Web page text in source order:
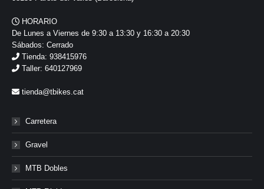
HORARIO
De Lunes a Viernes de 9:30 a 13:30 y 16:30 a 20:30
Sábados: Cerrado
Tienda: 938415976
Taller: 640127969
tienda@tbikes.cat
Carretera
Gravel
MTB Dobles